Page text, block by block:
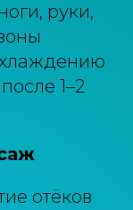
руки,
1–2
отёков